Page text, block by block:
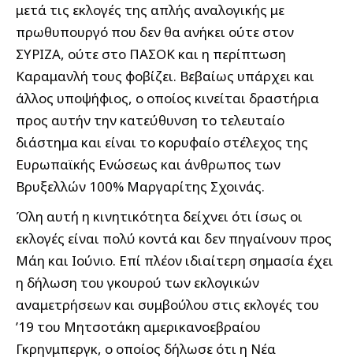
μετά τις εκλογές της απλής αναλογικής με
πρωθυπουργό που δεν θα ανήκει ούτε στον
ΣΥΡΙΖΑ, ούτε στο ΠΑΣΟΚ και η περίπτωση
Καραμανλή τους φοβίζει. Βεβαίως υπάρχει και
άλλος υποψήφιος, ο οποίος κινείται δραστήρια
προς αυτήν την κατεύθυνση το τελευταίο
διάστημα και είναι το κορυφαίο στέλεχος της
Ευρωπαϊκής Ενώσεως και άνθρωπος των
Βρυξελλών 100% Μαργαρίτης Σχοινάς.
Όλη αυτή η κινητικότητα δείχνει ότι ίσως οι
εκλογές είναι πολύ κοντά και δεν πηγαίνουν προς
Μάη και Ιούνιο. Επί πλέον ιδιαίτερη σημασία έχει
η δήλωση του γκουρού των εκλογικών
αναμετρήσεων και συμβούλου στις εκλογές του
’19 του Μητσοτάκη αμερικανοεβραίου
Γκρηνμπεργκ, ο οποίος δήλωσε ότι η Νέα